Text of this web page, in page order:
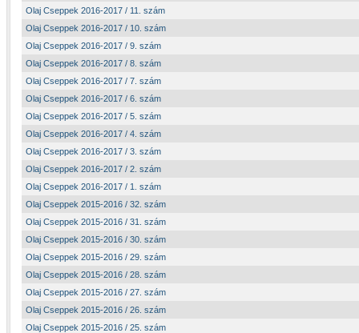
Olaj Cseppek 2016-2017 / 11. szám
Olaj Cseppek 2016-2017 / 10. szám
Olaj Cseppek 2016-2017 / 9. szám
Olaj Cseppek 2016-2017 / 8. szám
Olaj Cseppek 2016-2017 / 7. szám
Olaj Cseppek 2016-2017 / 6. szám
Olaj Cseppek 2016-2017 / 5. szám
Olaj Cseppek 2016-2017 / 4. szám
Olaj Cseppek 2016-2017 / 3. szám
Olaj Cseppek 2016-2017 / 2. szám
Olaj Cseppek 2016-2017 / 1. szám
Olaj Cseppek 2015-2016 / 32. szám
Olaj Cseppek 2015-2016 / 31. szám
Olaj Cseppek 2015-2016 / 30. szám
Olaj Cseppek 2015-2016 / 29. szám
Olaj Cseppek 2015-2016 / 28. szám
Olaj Cseppek 2015-2016 / 27. szám
Olaj Cseppek 2015-2016 / 26. szám
Olaj Cseppek 2015-2016 / 25. szám